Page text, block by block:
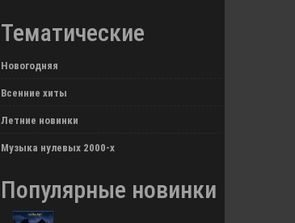
Тематические
Новогодняя
Всенние хиты
Летние новинки
Музыка нулевых 2000-х
Популярные новинки